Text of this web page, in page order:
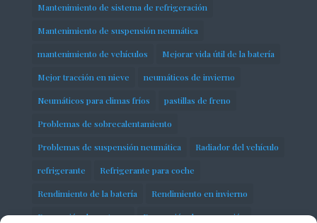
Mantenimiento de sistema de refrigeración
Mantenimiento de suspensión neumática
mantenimiento de vehículos Mejorar vida útil de la batería
Mejor tracción en nieve neumáticos de invierno
Neumáticos para climas fríos pastillas de freno
Problemas de sobrecalentamiento
Problemas de suspensión neumática Radiador del vehículo
refrigerante Refrigerante para coche
Rendimiento de la batería Rendimiento en invierno
Reparación de motores Reparación de suspensión